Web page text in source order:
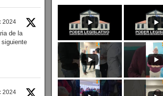
2024
de la
2024